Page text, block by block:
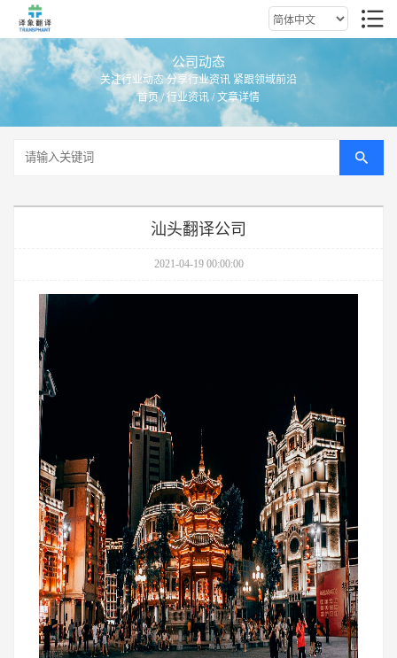
公司动态
关注行业动态 分享行业资讯 紧跟领域前沿
首页/行业资讯 / 文章详情
汕头翻译公司
2021-04-19 00:00:00